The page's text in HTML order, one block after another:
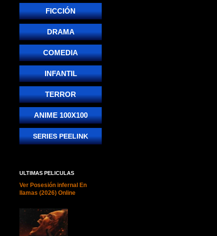
FICCIÓN
DRAMA
COMEDIA
INFANTIL
TERROR
ANIME 100X100
SERIES PEELINK
ULTIMAS PELICULAS
Ver Posesión infernal En
llamas (2026) Online